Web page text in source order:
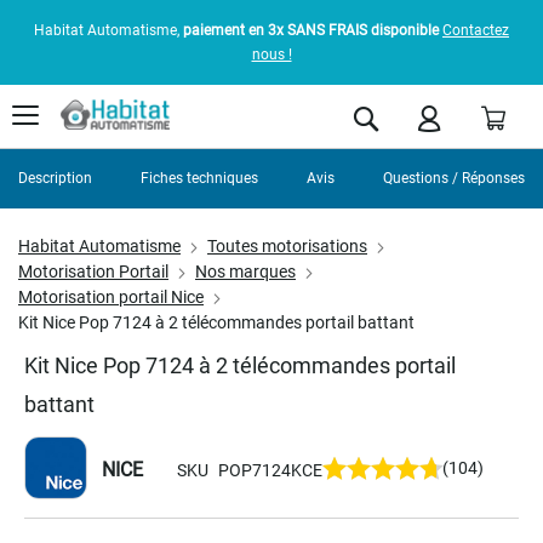
Habitat Automatisme, paiement en 3x SANS FRAIS disponible Contactez
nous !
Rechercher
Habitat Automatisme
Toutes motorisations
Motorisation Portail
Nos marques
Motorisation portail Nice
Kit Nice Pop 7124 à 2 télécommandes portail battant
Kit Nice Pop 7124 à 2 télécommandes portail
battant
NICE SKU POP7124KCE (104)
Description Fiches techniques Avis Questions / Réponses